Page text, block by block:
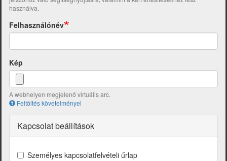
használva.
Felhasználónév
Kép
A webhelyen megjelenő virtuális arc.
Feltöltés követelményei
Kapcsolat beállítások
Személyes kapcsolatfelvételi űrlap